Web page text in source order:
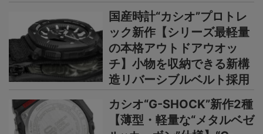
国産時計“カシオ”プロトレ
ック新作【シリーズ最軽量
の本格アウトドアウオッ
チ】小物を収納できる新構
造リバーシブルベルト採用
カシオ“G-SHOCK”新作2種
【薄型・軽量な“メタルベゼ